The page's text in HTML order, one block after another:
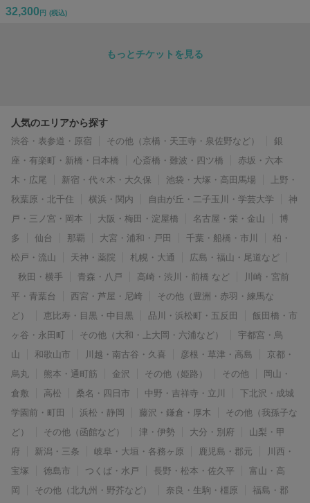
32,300 円 (税込)
もっとチケットを見る
人気のエリアから探す
渋谷・表参道・原宿 その他（京橋・天王寺・泉佐野など）
銀
座・有楽町・新橋・日本橋
心斎橋・難波・四ツ橋
赤坂・六本
木・広尾
新宿・代々木・大久保 池袋・大塚・高田馬場
上野・
秋葉原・北千住
横浜・関内 自由が丘・二子玉川・学芸大学
神
戸・三ノ宮・岡本
大阪・梅田・淀屋橋 名古屋・栄・金山
博
多
仙台 那覇 大宮・浦和・戸田 千葉・船橋・市川
柏・
松戸・流山
天神・薬院 札幌・大通
広島・福山・尾道など
秋田・横手
青森・八戸 高崎・渋川・前橋 など
川崎・宮前
平・青葉台
西宮・芦屋・尼崎
その他（豊洲・赤羽・練馬な
ど）
恵比寿・目黒・中目黒 品川・浜松町・五反田
飯田橋・市
ヶ谷・永田町
その他（大和・上大岡・六浦など）
宇都宮・烏
山
和歌山市 川越・南古谷・久喜 彦根・草津・高島
京都・
烏丸
熊本・通町筋 金沢 その他（姫路） その他
岡山・
倉敷
高松 桑名・四日市 中野・吉祥寺・立川
下北沢・成城
学園前・町田
浜松・静岡 藤沢・鎌倉・厚木
その他（我孫子な
ど）
その他（函館など） 津・伊勢 大分・別府
山梨・甲
府
新潟・三条 岐阜・大垣・各務ヶ原 鹿児島・郡元
川西・
宝塚
徳島市 つくば・水戸 長野・松本・佐久平
富山・高
岡
その他（北九州・野芥など） 奈良・生駒・橿原
福島・郡